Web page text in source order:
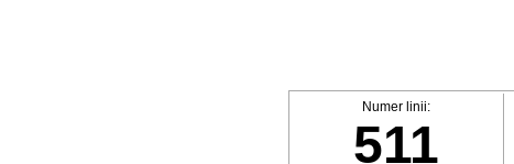
Numer linii:
511